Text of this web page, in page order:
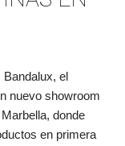
el
nuevo showroom
donde
en primera